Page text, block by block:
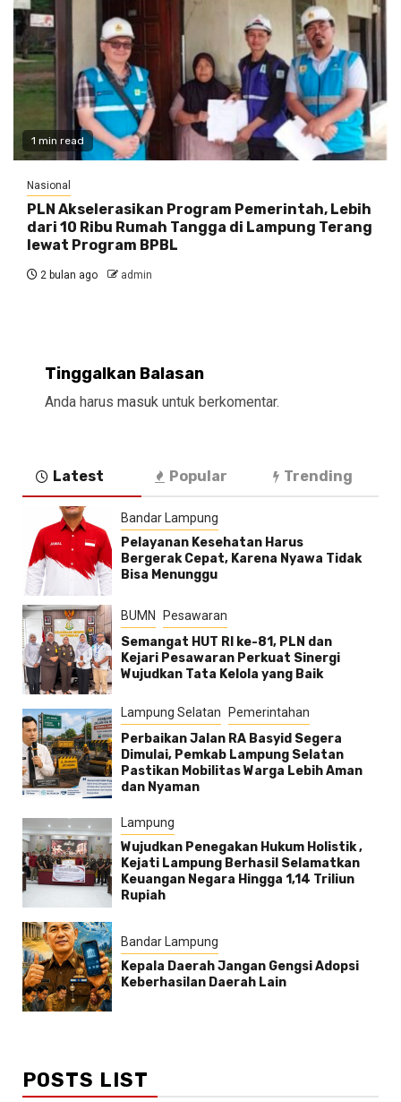
1 min read
Nasional
PLN Akselerasikan Program Pemerintah, Lebih
dari 10 Ribu Rumah Tangga di Lampung Terang
lewat Program BPBL
2 bulan ago admin
Tinggalkan Balasan
Anda harus masuk untuk berkomentar.
Latest Popular Trending
Bandar Lampung
Pelayanan Kesehatan Harus
Bergerak Cepat, Karena Nyawa Tidak
Bisa Menunggu
BUMN Pesawaran
Semangat HUT RI ke-81, PLN dan
Kejari Pesawaran Perkuat Sinergi
Wujudkan Tata Kelola yang Baik
Lampung Selatan Pemerintahan
Perbaikan Jalan RA Basyid Segera
Dimulai, Pemkab Lampung Selatan
Pastikan Mobilitas Warga Lebih Aman
dan Nyaman
Lampung
Wujudkan Penegakan Hukum Holistik ,
Kejati Lampung Berhasil Selamatkan
Keuangan Negara Hingga 1,14 Triliun
Rupiah
Bandar Lampung
Kepala Daerah Jangan Gengsi Adopsi
Keberhasilan Daerah Lain
POSTS LIST